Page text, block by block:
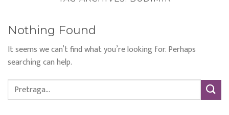
Nothing Found
It seems we can’t find what you’re looking for. Perhaps
searching can help.